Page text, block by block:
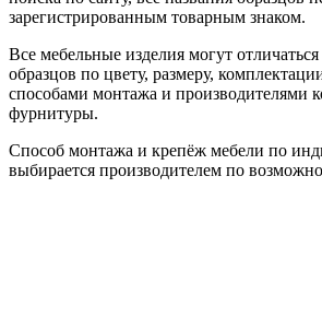
зарегистрированным товарным знаком.
Все мебельные изделия могут
образцов по цвету, размеру,
способами монтажа и производителями
фурнитуры.
Способ монтажа и крепёж мебели по
выбирается производителем по